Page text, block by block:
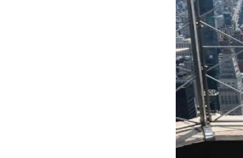
EVENTI
VIDEO
PRINCIPATO